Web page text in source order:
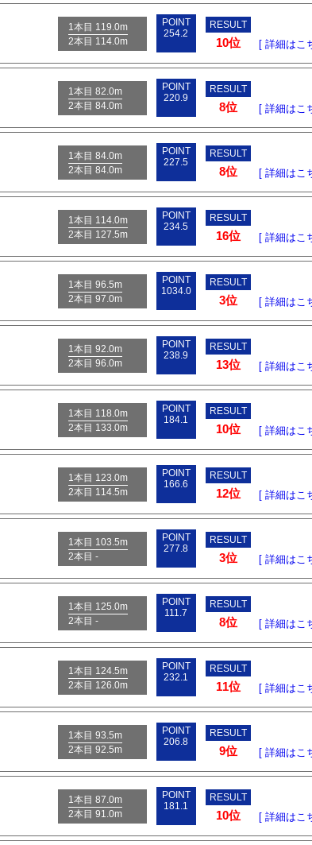
1本目 119.0m
2本目 114.0m
POINT
254.2
RESULT
10位 [ 詳細はこ
1本目 82.0m
2本目 84.0m
POINT
220.9
RESULT
8位 [ 詳細はこ
1本目 84.0m
2本目 84.0m
POINT
227.5
RESULT
8位 [ 詳細はこ
1本目 114.0m
2本目 127.5m
POINT
234.5
RESULT
16位 [ 詳細はこ
1本目 96.5m
2本目 97.0m
POINT
1034.0
RESULT
3位 [ 詳細はこ
1本目 92.0m
2本目 96.0m
POINT
238.9
RESULT
13位 [ 詳細はこ
1本目 118.0m
2本目 133.0m
POINT
184.1
RESULT
10位 [ 詳細はこ
1本目 123.0m
2本目 114.5m
POINT
166.6
RESULT
12位 [ 詳細はこ
1本目 103.5m
2本目 -
POINT
277.8
RESULT
3位 [ 詳細はこ
1本目 125.0m
2本目 -
POINT
111.7
RESULT
8位 [ 詳細はこ
1本目 124.5m
2本目 126.0m
POINT
232.1
RESULT
11位 [ 詳細はこ
1本目 93.5m
2本目 92.5m
POINT
206.8
RESULT
9位 [ 詳細はこ
1本目 87.0m
2本目 91.0m
POINT
181.1
RESULT
10位 [ 詳細はこ